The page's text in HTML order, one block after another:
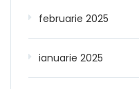
februarie 2025
ianuarie 2025